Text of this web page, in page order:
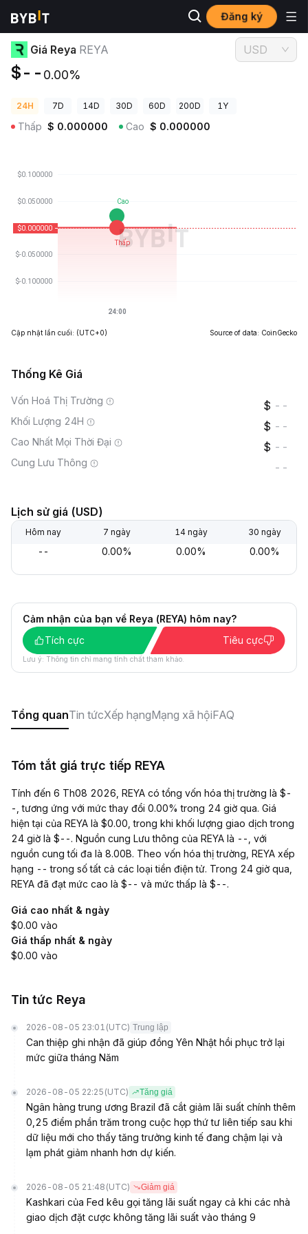
Đăng ký
Giá Tiền Điện Tử
Giá Reya REYA
$-- 0.00%
USD
24H 7D 14D 30D 60D 200D 1Y
Thấp $ 0.000000 Cao $ 0.000000
Cập nhật lần cuối: (UTC+0) Source of data: CoinGecko
Thống Kê Giá
Vốn Hoá Thị Trường --
Khối Lượng 24H --
Cao Nhất Mọi Thời Đại --
Cung Lưu Thông --
Lịch sử giá (USD)
Hôm nay 7 ngày 14 ngày 30 ngày
-- 0.00% 0.00% 0.00%
Cảm nhận của bạn về Reya (REYA) hôm nay?
Tích cực
Tiêu cực
Lưu ý: Thông tin chỉ mang tính chất tham khảo.
Tổng quanTin tứcXếp hạngMạng xã hộiFAQ
Tóm tắt giá trực tiếp REYA
Tính đến 6 Th08 2026, REYA có tổng vốn hóa thị trường là $-
-, tương ứng với mức thay đổi 0.00% trong 24 giờ qua. Giá
hiện tại của REYA là $0.00, trong khi khối lượng giao dịch trong
24 giờ là $--. Nguồn cung Lưu thông của REYA là --, với
nguồn cung tối đa là 8.00B. Theo vốn hóa thị trường, REYA xếp
hạng -- trong số tất cả các loại tiền điện tử. Trong 24 giờ qua,
REYA đã đạt mức cao là $-- và mức thấp là $--.
Giá cao nhất & ngày
$0.00 vào
Giá thấp nhất & ngày
$0.00 vào
Tin tức Reya
2026-08-05 23:01 (UTC) Trung lập
Can thiệp ghi nhận đã giúp đồng Yên Nhật hồi phục trở lại
mức giữa tháng Năm
2026-08-05 22:25 (UTC) Tăng giá
Ngân hàng trung ương Brazil đã cắt giảm lãi suất chính thêm
0,25 điểm phần trăm trong cuộc họp thứ tư liên tiếp sau khi
dữ liệu mới cho thấy tăng trưởng kinh tế đang chậm lại và
lạm phát giảm nhanh hơn dự kiến.
2026-08-05 21:48 (UTC) Giảm giá
Kashkari của Fed kêu gọi tăng lãi suất ngay cả khi các nhà
giao dịch đặt cược không tăng lãi suất vào tháng 9